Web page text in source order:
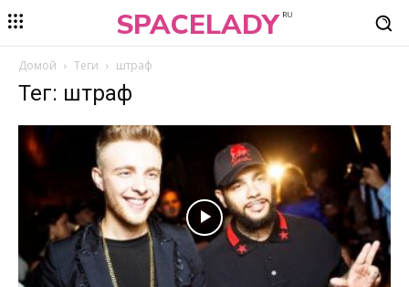
SPACELADY RU
Домой Теги штраф
Тег: штраф